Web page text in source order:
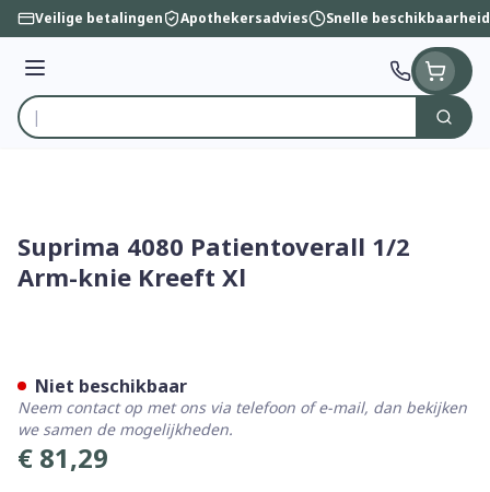
Ga naar de inhoud
Veilige betalingen Apothekersadvies Snelle beschikbaarheid
Menu
Product, merk, categorie...
Zoek
Suprima 4080 Patientoverall 1/2
Arm-knie Kreeft Xl
€ 81,29
Niet beschikbaar
Neem contact op met ons via telefoon of e-mail, dan bekijken
we samen de mogelijkheden.